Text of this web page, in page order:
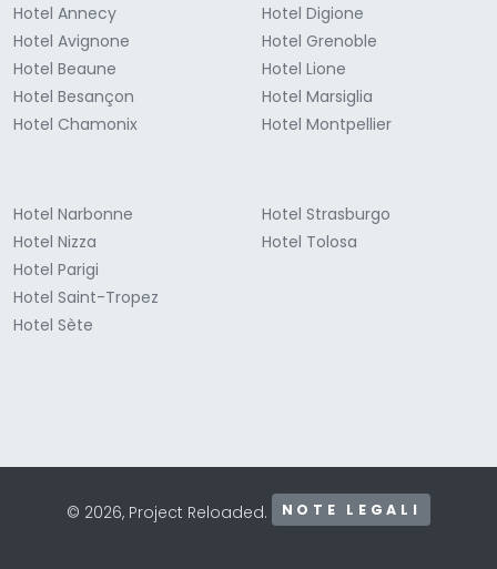
Hotel Annecy
Hotel Avignone
Hotel Beaune
Hotel Besançon
Hotel Chamonix
Hotel Digione
Hotel Grenoble
Hotel Lione
Hotel Marsiglia
Hotel Montpellier
Hotel Narbonne
Hotel Nizza
Hotel Parigi
Hotel Saint-Tropez
Hotel Sète
Hotel Strasburgo
Hotel Tolosa
© 2026, Project Reloaded. NOTE LEGALI